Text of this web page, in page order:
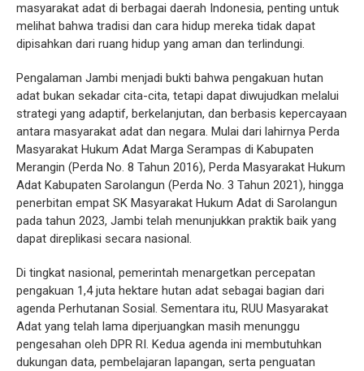
masyarakat adat di berbagai daerah Indonesia, penting untuk
melihat bahwa tradisi dan cara hidup mereka tidak dapat
dipisahkan dari ruang hidup yang aman dan terlindungi.
Pengalaman Jambi menjadi bukti bahwa pengakuan hutan
adat bukan sekadar cita-cita, tetapi dapat diwujudkan melalui
strategi yang adaptif, berkelanjutan, dan berbasis kepercayaan
antara masyarakat adat dan negara. Mulai dari lahirnya Perda
Masyarakat Hukum Adat Marga Serampas di Kabupaten
Merangin (Perda No. 8 Tahun 2016), Perda Masyarakat Hukum
Adat Kabupaten Sarolangun (Perda No. 3 Tahun 2021), hingga
penerbitan empat SK Masyarakat Hukum Adat di Sarolangun
pada tahun 2023, Jambi telah menunjukkan praktik baik yang
dapat direplikasi secara nasional.
Di tingkat nasional, pemerintah menargetkan percepatan
pengakuan 1,4 juta hektare hutan adat sebagai bagian dari
agenda Perhutanan Sosial. Sementara itu, RUU Masyarakat
Adat yang telah lama diperjuangkan masih menunggu
pengesahan oleh DPR RI. Kedua agenda ini membutuhkan
dukungan data, pembelajaran lapangan, serta penguatan